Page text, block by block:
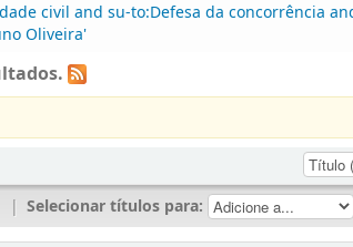
civil and su-to:Defesa da concorrência
Oliveira'
| Selecionar títulos para: